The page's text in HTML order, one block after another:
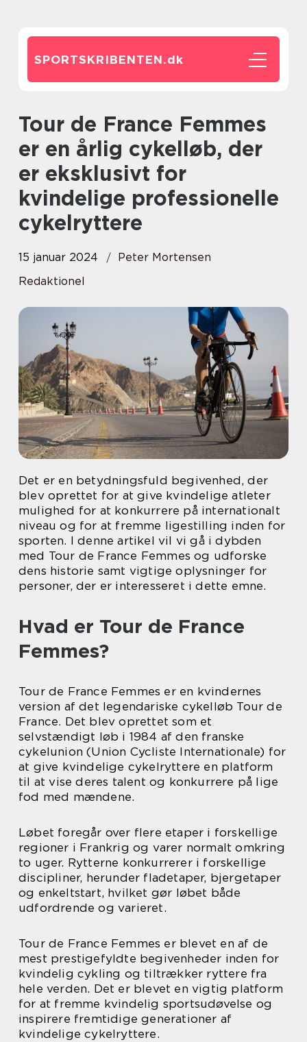
SPORTSKRIBENTEN.dk
Tour de France Femmes
er en årlig cykelløb, der
er eksklusivt for
kvindelige professionelle
cykelryttere
15 januar 2024
Peter Mortensen
Redaktionel
Det er en betydningsfuld begivenhed, der
blev oprettet for at give kvindelige atleter
mulighed for at konkurrere på internationalt
niveau og for at fremme ligestilling inden for
sporten. I denne artikel vil vi gå i dybden
med Tour de France Femmes og udforske
dens historie samt vigtige oplysninger for
personer, der er interesseret i dette emne.
Hvad er Tour de France
Femmes?
Tour de France Femmes er en kvindernes
version af det legendariske cykelløb Tour de
France. Det blev oprettet som et
selvstændigt løb i 1984 af den franske
cykelunion (Union Cycliste Internationale) for
at give kvindelige cykelryttere en platform
til at vise deres talent og konkurrere på lige
fod med mændene.
Løbet foregår over flere etaper i forskellige
regioner i Frankrig og varer normalt omkring
to uger. Rytterne konkurrerer i forskellige
discipliner, herunder fladetaper, bjergetaper
og enkeltstart, hvilket gør løbet både
udfordrende og varieret.
Tour de France Femmes er blevet en af de
mest prestigefyldte begivenheder inden for
kvindelig cykling og tiltrækker ryttere fra
hele verden. Det er blevet en vigtig platform
for at fremme kvindelig sportsudøvelse og
inspirere fremtidige generationer af
kvindelige cykelryttere.